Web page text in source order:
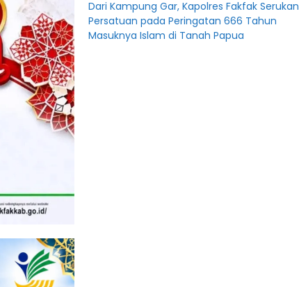
Dari Kampung Gar, Kapolres Fakfak Serukan
Persatuan pada Peringatan 666 Tahun
Masuknya Islam di Tanah Papua